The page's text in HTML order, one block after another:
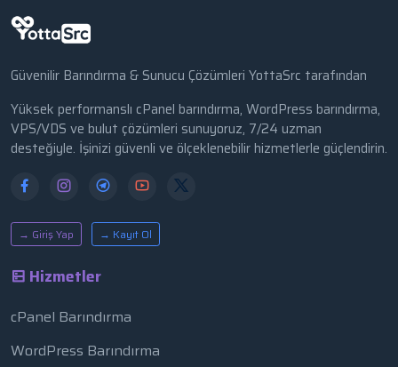
Güvenilir Barındırma & Sunucu Çözümleri YottaSrc tarafından
Yüksek performanslı cPanel barındırma, WordPress barındırma,
VPS/VDS ve bulut çözümleri sunuyoruz, 7/24 uzman
desteğiyle. İşinizi güvenli ve ölçeklenebilir hizmetlerle güçlendirin.
→ Giriş Yap → Kayıt Ol
Hizmetler
cPanel Barındırma
WordPress Barındırma